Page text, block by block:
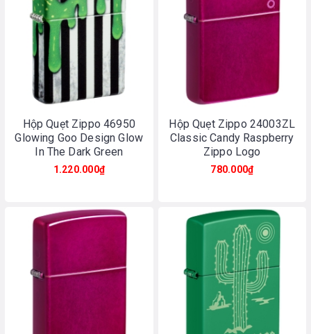
Hộp Quẹt Zippo 46950
Glowing Goo Design Glow
In The Dark Green
1.220.000₫
Hộp Quẹt Zippo 24003ZL
Classic Candy Raspberry
Zippo Logo
780.000₫